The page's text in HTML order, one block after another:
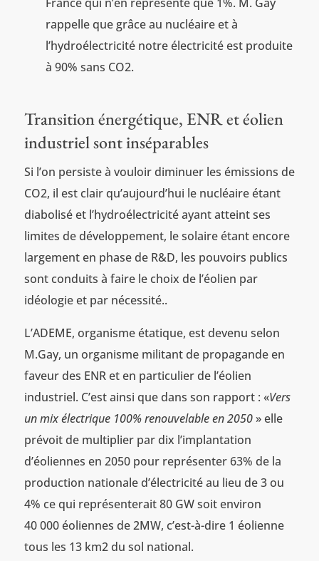
rappelle que grâce au nucléaire et à
l’hydroélectricité notre électricité est produite
à 90% sans CO2.
Transition énergétique, ENR et éolien
industriel sont inséparables
Si l’on persiste à vouloir diminuer les émissions de
CO2, il est clair qu’aujourd’hui le nucléaire étant
diabolisé et l’hydroélectricité ayant atteint ses
limites de développement, le solaire étant encore
largement en phase de R&D, les pouvoirs publics
sont conduits à faire le choix de l’éolien par
idéologie et par nécessité..
L’ADEME, organisme étatique, est devenu selon
M.Gay, un organisme militant de propagande en
faveur des ENR et en particulier de l’éolien
industriel. C’est ainsi que dans son rapport : «Vers
un mix électrique 100% renouvelable en 2050» elle
prévoit de multiplier par dix l’implantation
d’éoliennes en 2050 pour représenter 63% de la
production nationale d’électricité au lieu de 3 ou
4% ce qui représenterait 80 GW soit environ
40 000 éoliennes de 2MW, c’est-à-dire 1 éolienne
tous les 13 km2 du sol national.